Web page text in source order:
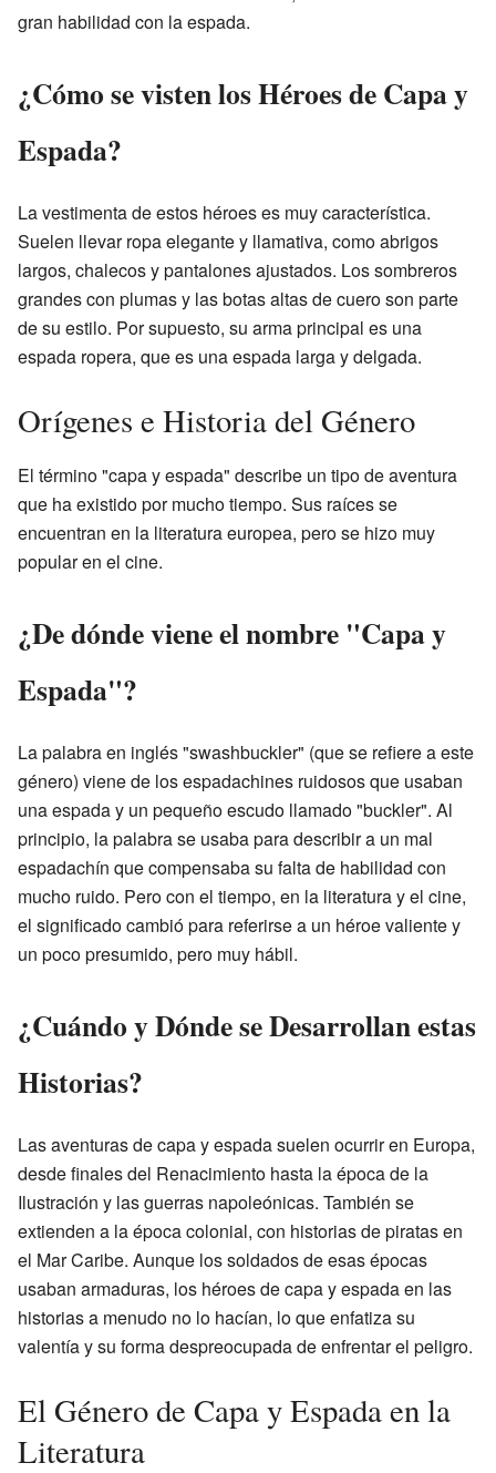
gran habilidad con la espada.
¿Cómo se visten los Héroes de Capa y
Espada?
La vestimenta de estos héroes es muy característica.
Suelen llevar ropa elegante y llamativa, como abrigos
largos, chalecos y pantalones ajustados. Los sombreros
grandes con plumas y las botas altas de cuero son parte
de su estilo. Por supuesto, su arma principal es una
espada ropera, que es una espada larga y delgada.
Orígenes e Historia del Género
El término "capa y espada" describe un tipo de aventura
que ha existido por mucho tiempo. Sus raíces se
encuentran en la literatura europea, pero se hizo muy
popular en el cine.
¿De dónde viene el nombre "Capa y
Espada"?
La palabra en inglés "swashbuckler" (que se refiere a este
género) viene de los espadachines ruidosos que usaban
una espada y un pequeño escudo llamado "buckler". Al
principio, la palabra se usaba para describir a un mal
espadachín que compensaba su falta de habilidad con
mucho ruido. Pero con el tiempo, en la literatura y el cine,
el significado cambió para referirse a un héroe valiente y
un poco presumido, pero muy hábil.
¿Cuándo y Dónde se Desarrollan estas
Historias?
Las aventuras de capa y espada suelen ocurrir en Europa,
desde finales del Renacimiento hasta la época de la
Ilustración y las guerras napoleónicas. También se
extienden a la época colonial, con historias de piratas en
el Mar Caribe. Aunque los soldados de esas épocas
usaban armaduras, los héroes de capa y espada en las
historias a menudo no lo hacían, lo que enfatiza su
valentía y su forma despreocupada de enfrentar el peligro.
El Género de Capa y Espada en la
Literatura